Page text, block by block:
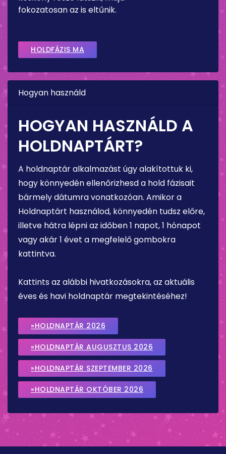
fokozatosan az is eltűnik.
HOLDFÁZIS MA
Hogyan használd
HOGYAN HASZNÁLD A
HOLDNAPTÁRT?
A holdnaptár alkalmazást úgy alakítottuk ki,
hogy könnyedén ellenőrizhesd a hold fázisait
bármely dátumra vonatkozóan. Amikor a
Holdnaptárt használod, könnyedén tudsz előre,
illetve hátra lépni az időben 1 napot, 1 hónapot
vagy akár 1 évet a megfelelő gombokra
kattintva.
Kattints az alábbi hivatkozásokra, az aktuális
éves és havi holdnaptár megtekintéséhez!
»HOLDNAPTÁR 2026
»HOLDNAPTÁR AUGUSZTUS 2026
»HOLDNAPTÁR SZEPTEMBER 2026
»HOLDNAPTÁR OKTÓBER 2026